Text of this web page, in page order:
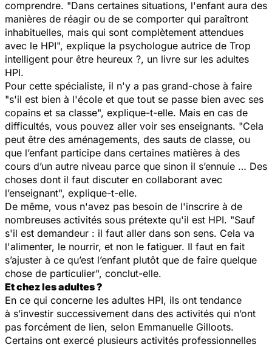
comprendre. "Dans certaines situations, l'enfant aura des
manières de réagir ou de se comporter qui paraîtront
inhabituelles, mais qui sont complètement attendues
avec le HPI", explique la psychologue autrice de Trop
intelligent pour être heureux ?, un livre sur les adultes
HPI.
Pour cette spécialiste, il n'y a pas grand-chose à faire
"s'il est bien à l'école et que tout se passe bien avec ses
copains et sa classe", explique-t-elle. Mais en cas de
difficultés, vous pouvez aller voir ses enseignants. "Cela
peut être des aménagements, des sauts de classe, ou
que l’enfant participe dans certaines matières à des
cours d’un autre niveau parce que sinon il s’ennuie … Des
choses dont il faut discuter en collaborant avec
l’enseignant", explique-t-elle.
De même, vous n'avez pas besoin de l'inscrire à de
nombreuses activités sous prétexte qu'il est HPI. "Sauf
s'il est demandeur : il faut aller dans son sens. Cela va
l'alimenter, le nourrir, et non le fatiguer. Il faut en fait
s’ajuster à ce qu’est l’enfant plutôt que de faire quelque
chose de particulier", conclut-elle.
Et chez les adultes ?
En ce qui concerne les adultes HPI, ils ont tendance
à s’investir successivement dans des activités qui n’ont
pas forcément de lien, selon Emmanuelle Gilloots.
Certains ont exercé plusieurs activités professionnelles